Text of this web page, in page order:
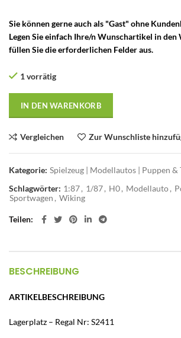
Sie können gerne auch als "Gast" ohne
Legen Sie einfach Ihre/n Wunschartikel in den
füllen Sie die erforderlichen Felder aus.
1 vorrätig
IN DEN WARENKORB
Vergleichen Zur Wunschliste
Kategorie: Spielzeug | Modellautos | Puppen &
Schlagwörter: 1:87, 1/87, H0, Modellauto,
Sportwagen , Wiking
Teilen
BESCHREIBUNG
ARTIKELBESCHREIBUNG
Lagerplatz – Regal Nr: S2411